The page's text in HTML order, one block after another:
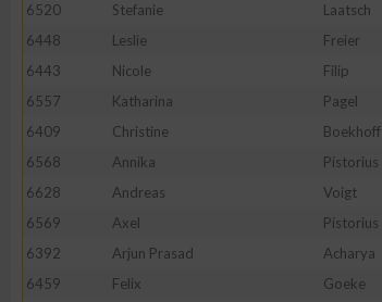
6520
Stefanie Laatsch
6448
Leslie Freier
6443
Nicole Filip
6557
Katharina Pagel
6409
Christine Boekhoff
6568
Annika Pistorius
6628
Andreas Voigt
6569
Axel Pistorius
6392
Arjun Prasad Acharya
6459
Felix Goeke
Performance
Funktional
Werbung